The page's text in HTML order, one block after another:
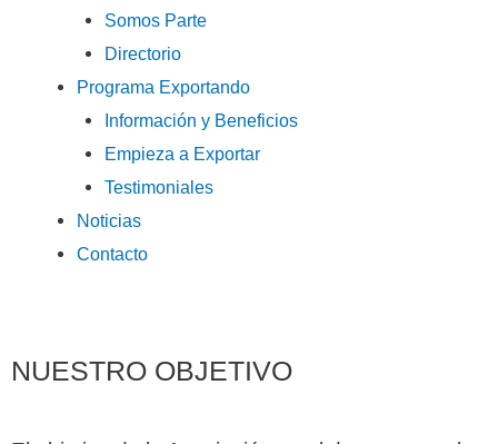
Somos Parte
Directorio
Programa Exportando
Información y Beneficios
Empieza a Exportar
Testimoniales
Noticias
Contacto
NUESTRO OBJETIVO